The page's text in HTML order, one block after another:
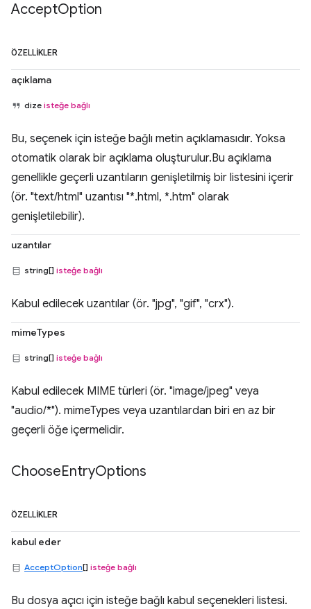
AcceptOption
ÖZELLIKLER
açıklama
dize isteğe bağlı
Bu, seçenek için isteğe bağlı metin açıklamasıdır. Yoksa
otomatik olarak bir açıklama oluşturulur.Bu açıklama
genellikle geçerli uzantıların genişletilmiş bir listesini içerir
(ör. "text/html" uzantısı "*.html, *.htm" olarak
genişletilebilir).
uzantılar
string[] isteğe bağlı
Kabul edilecek uzantılar (ör. "jpg", "gif", "crx").
mimeTypes
string[] isteğe bağlı
Kabul edilecek MIME türleri (ör. "image/jpeg" veya
"audio/*"). mimeTypes veya uzantılardan biri en az bir
geçerli öğe içermelidir.
ChooseEntryOptions
ÖZELLIKLER
kabul eder
AcceptOption[] isteğe bağlı
Bu dosya açıcı için isteğe bağlı kabul seçenekleri listesi.